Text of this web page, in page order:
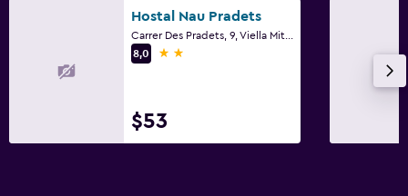
Hostal Nau Pradets
8,0
2 estrellas
$53